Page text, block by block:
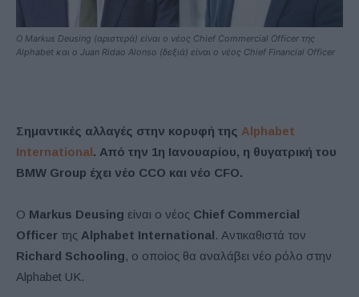
Ο Markus Deusing (αριστερά) είναι ο νέος Chief Commercial Officer της
Alphabet και ο Juan Ridao Alonso (δεξιά) είναι ο νέος Chief Financial Officer
Σημαντικές αλλαγές στην κορυφή της Alphabet
International. Από την 1η Ιανουαρίου, η θυγατρική του
BMW Group έχει νέο CCO και νέο CFO.
Ο Markus Deusing είναι ο νέος Chief Commercial
Officer της Alphabet International. Αντικαθιστά τον
Richard Schooling, ο οποίος θα αναλάβει νέο ρόλο στην
Alphabet UK.